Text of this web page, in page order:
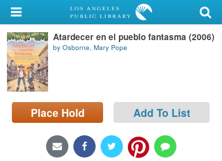
My Account
Library Card
Sign In
Search
Locations/Hours (external
page)
Atardecer en el pueblo fantasma (2006)
by Osborne, Mary Pope
Place Hold Add To List